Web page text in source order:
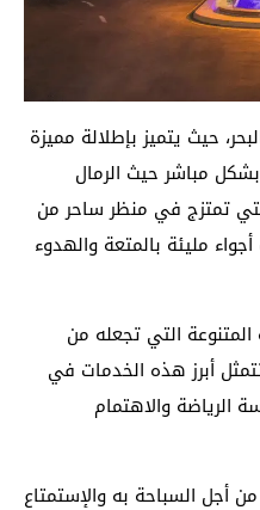
حيث يتميز بإطلالة مميزة
مباشر حيث الرمال
التي تمتزج في منظر ساحر من
مليئة بالمتعة والهدوء
المتنوعة التي تجعله من
أبرز هذه الخدمات في
الرياضة والاهتمام
أجل السباحة به والإستمتاع